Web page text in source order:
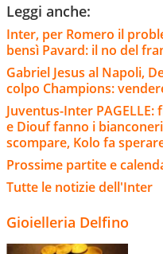
Leggi anche:
Inter, per Romero il
bensì Pavard: il no del
Gabriel Jesus al Napoli,
colpo Champions:
Juventus-Inter
e Diouf fanno i
scompare, Kolo fa
Prossime partite e
Tutte le notizie dell'Inter
Gioielleria Delfino